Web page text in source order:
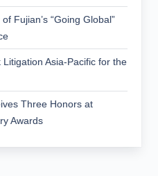
Fujian’s “Going Global”
Asia-Pacific for the
Three Honors at
Awards